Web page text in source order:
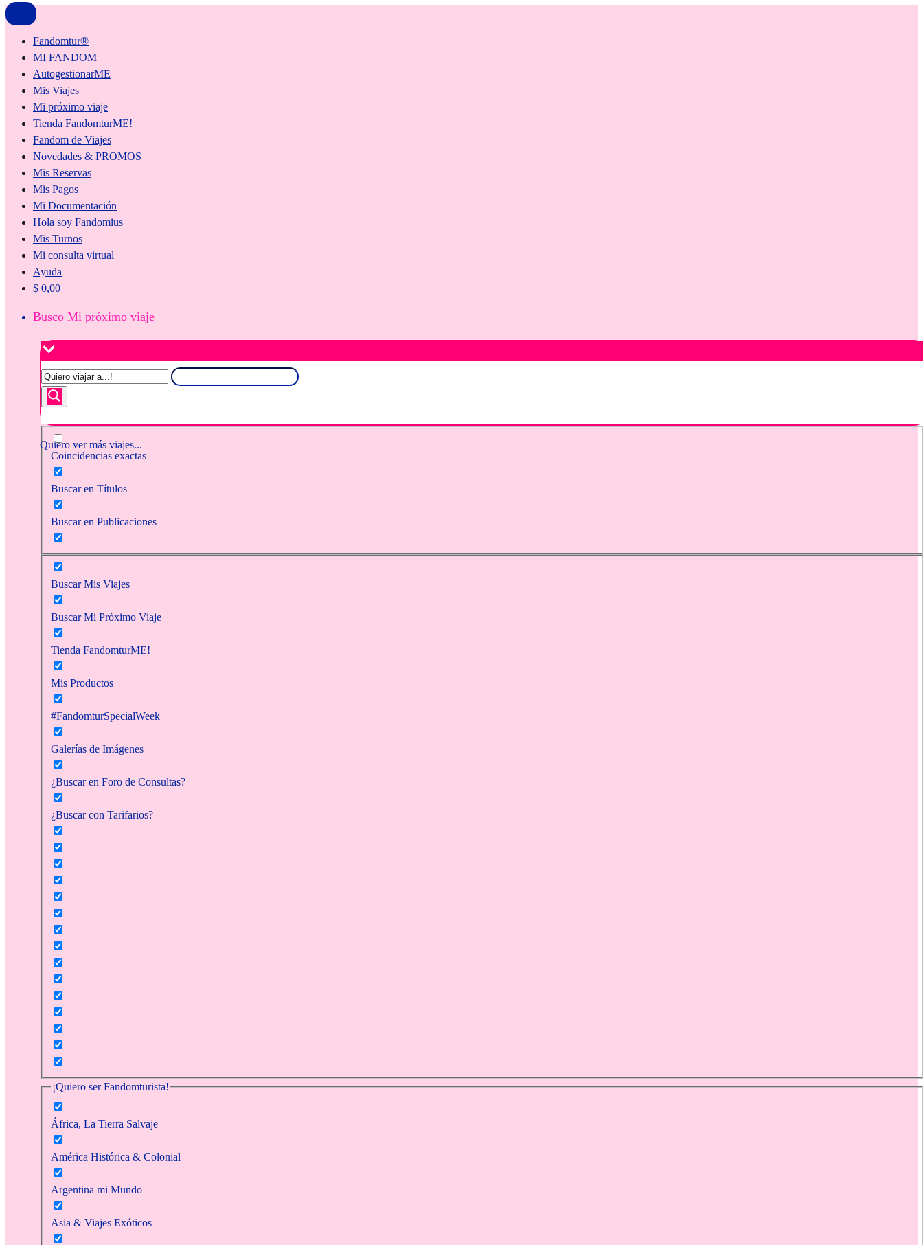
Fandomtur®
MI FANDOM
AutogestionarME
Mis Viajes
Mi próximo viaje
Tienda FandomturME!
Fandom de Viajes
Novedades & PROMOS
Mis Reservas
Mis Pagos
Mi Documentación
Hola soy Fandomius
Mis Turnos
Mi consulta virtual
Ayuda
$ 0,00
Busco Mi próximo viaje
Quiero ver más viajes...
Coincidencias exactas
Buscar en Títulos
Buscar en Publicaciones
Buscar Mis Viajes
Buscar Mi Próximo Viaje
Tienda FandomturME!
Mis Productos
#FandomturSpecialWeek
Galerías de Imágenes
¿Buscar en Foro de Consultas?
¿Buscar con Tarifarios?
¡Quiero ser Fandomturista!
África, La Tierra Salvaje
América Histórica & Colonial
Argentina mi Mundo
Asia & Viajes Exóticos